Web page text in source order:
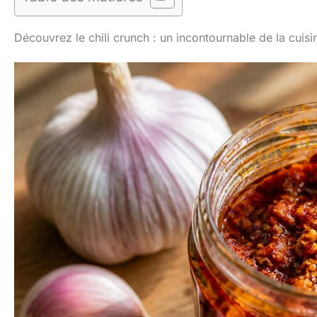
Découvrez le chili crunch : un incontournable de la